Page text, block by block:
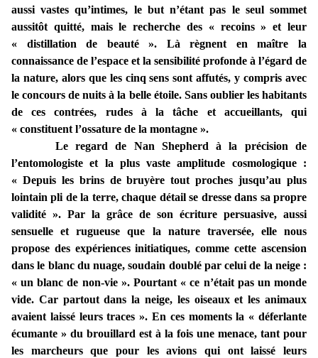
aussi vastes qu’intimes, le but n’étant pas le seul sommet
aussitôt quitté, mais le recherche des « recoins » et leur
« distillation de beauté ». Là règnent en maître la
connaissance de l’espace et la sensibilité profonde à l’égard de
la nature, alors que les cinq sens sont affutés, y compris avec
le concours de nuits à la belle étoile. Sans oublier les habitants
de ces contrées, rudes à la tâche et accueillants, qui
« constituent l’ossature de la montagne ».
Le regard de Nan Shepherd à la précision de
l’entomologiste et la plus vaste amplitude cosmologique :
« Depuis les brins de bruyère tout proches jusqu’au plus
lointain pli de la terre, chaque détail se dresse dans sa propre
validité ». Par la grâce de son écriture persuasive, aussi
sensuelle et rugueuse que la nature traversée, elle nous
propose des expériences initiatiques, comme cette ascension
dans le blanc du nuage, soudain doublé par celui de la neige :
« un blanc de non-vie ». Pourtant « ce n’était pas un monde
vide. Car partout dans la neige, les oiseaux et les animaux
avaient laissé leurs traces ». En ces moments la « déferlante
écumante » du brouillard est à la fois une menace, tant pour
les marcheurs que pour les avions qui ont laissé leurs